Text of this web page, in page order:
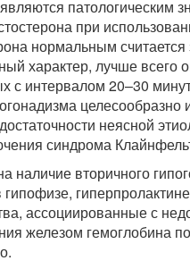
патологическим
при
нормальным
характер, лучше всего
с интервалом 20–30
неясной
синдрома
наличие вторичного
ассоциированные с
железом гемоглобина